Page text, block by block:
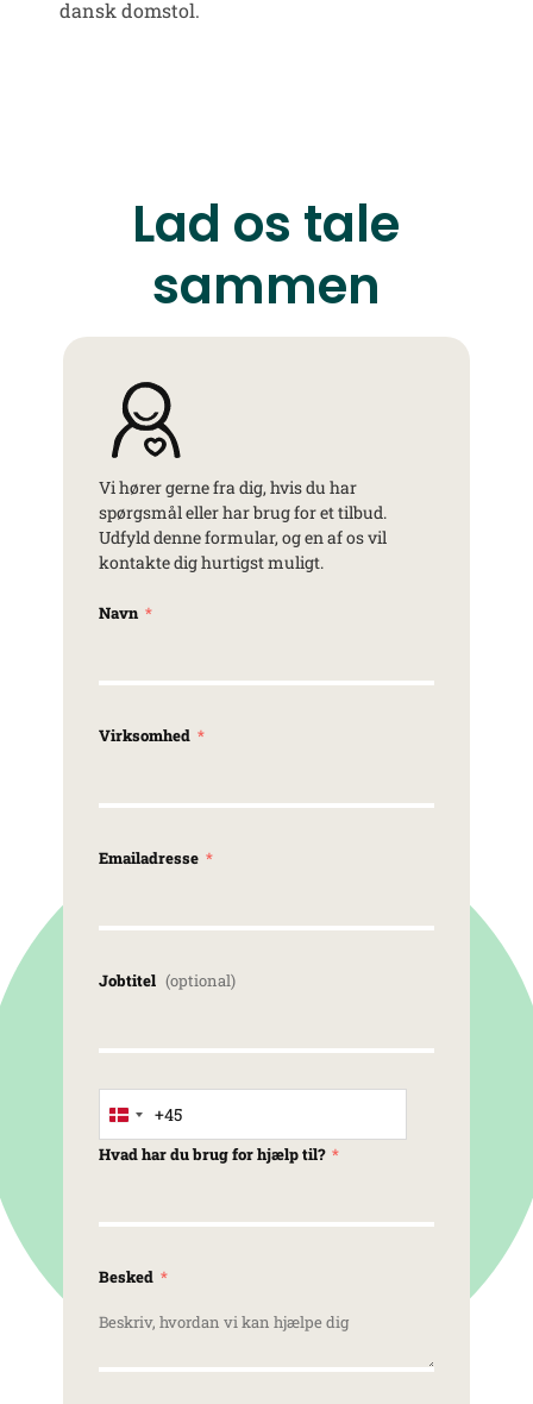
dansk domstol.
Lad os tale
sammen
Vi hører gerne fra dig, hvis du har
spørgsmål eller har brug for et tilbud.
Udfyld denne formular, og en af os vil
kontakte dig hurtigst muligt.
Navn
Virksomhed
Emailadresse
Jobtitel
Denmark +45
+45
Hvad har du brug for hjælp til?
Besked